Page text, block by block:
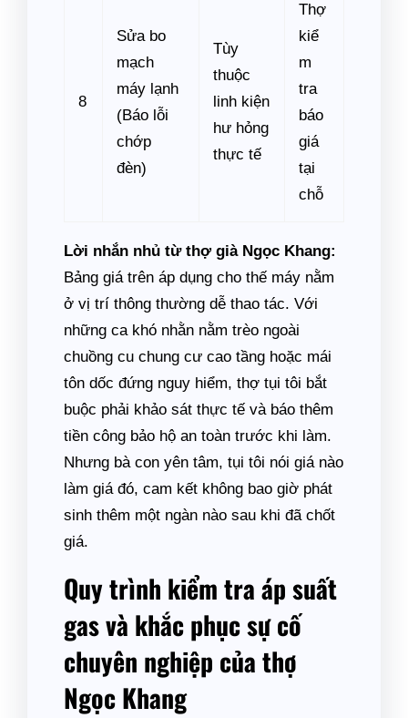
8
Sửa bo
mạch
máy lạnh
(Báo lỗi
chớp
đèn)
Tùy
thuộc
linh kiện
hư hỏng
thực tế
Thợ
kiể
m
tra
báo
giá
tại
chỗ
Lời nhắn nhủ từ thợ già Ngọc Khang:
Bảng giá trên áp dụng cho thế máy nằm
ở vị trí thông thường dễ thao tác. Với
những ca khó nhằn nằm trèo ngoài
chuồng cu chung cư cao tầng hoặc mái
tôn dốc đứng nguy hiểm, thợ tụi tôi bắt
buộc phải khảo sát thực tế và báo thêm
tiền công bảo hộ an toàn trước khi làm.
Nhưng bà con yên tâm, tụi tôi nói giá nào
làm giá đó, cam kết không bao giờ phát
sinh thêm một ngàn nào sau khi đã chốt
giá.
Quy trình kiểm tra áp suất
gas và khắc phục sự cố
chuyên nghiệp của thợ
Ngọc Khang